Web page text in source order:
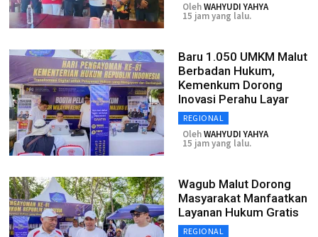
OlehWAHYUDI YAHYA
15 jam yang lalu.
Baru 1.050 UMKM Malut
Berbadan Hukum,
Kemenkum Dorong
Inovasi Perahu Layar
REGIONAL
OlehWAHYUDI YAHYA
15 jam yang lalu.
Wagub Malut Dorong
Masyarakat Manfaatkan
Layanan Hukum Gratis
REGIONAL